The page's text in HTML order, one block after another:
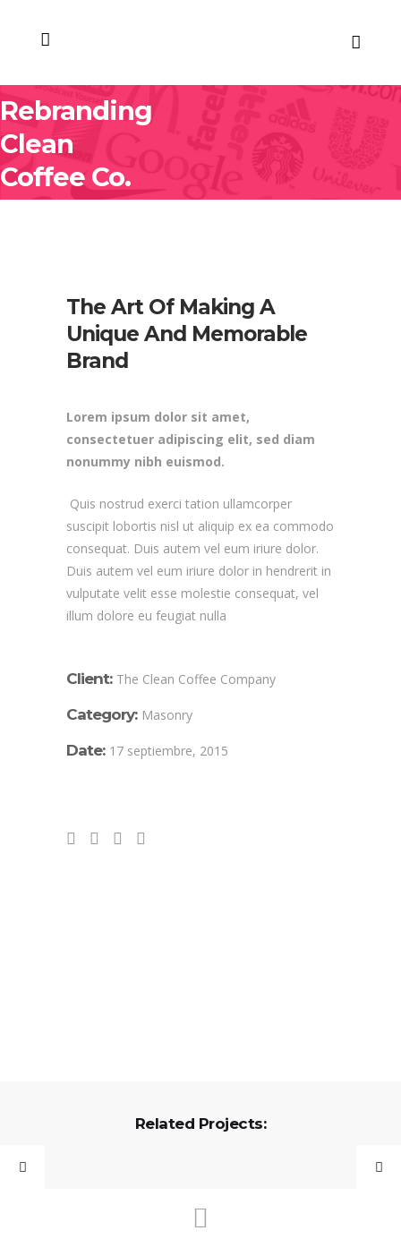
Rebranding
Clean
Coffee Co.
The Art Of Making A
Unique And Memorable
Brand
Lorem ipsum dolor sit amet,
consectetuer adipiscing elit, sed diam
nonummy nibh euismod.
Quis nostrud exerci tation ullamcorper
suscipit lobortis nisl ut aliquip ex ea commodo
consequat. Duis autem vel eum iriure dolor.
Duis autem vel eum iriure dolor in hendrerit in
vulputate velit esse molestie consequat, vel
illum dolore eu feugiat nulla
Client: The Clean Coffee Company
Category: Masonry
Date: 17 septiembre, 2015
Related Projects: